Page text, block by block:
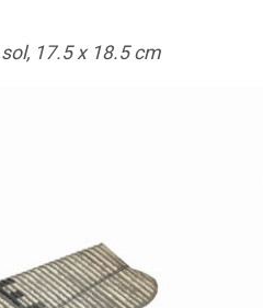
17.5 x 18.5 cm